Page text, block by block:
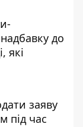
до
які
заяву
під час